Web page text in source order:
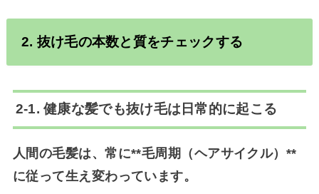
2. 抜け毛の本数と質をチェックする
2-1. 健康な髪でも抜け毛は日常的に起こる
人間の毛髪は、常に**毛周期（ヘアサイクル）**
に従って生え変わっています。